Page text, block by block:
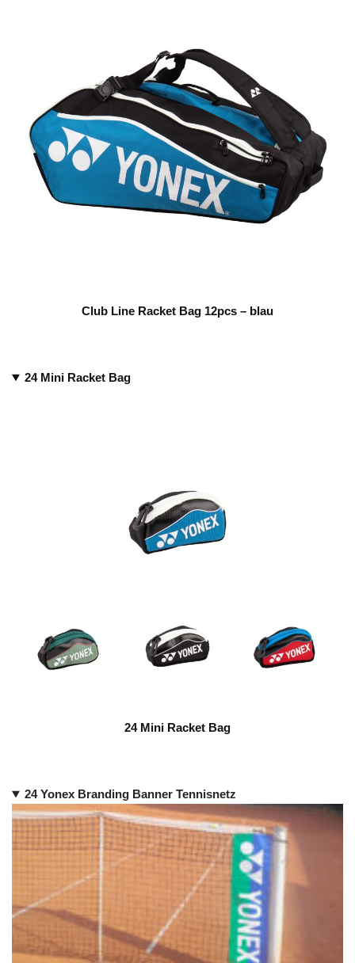
Club Line Racket Bag 12pcs – blau
24 Mini Racket Bag
24 Mini Racket Bag
24 Yonex Branding Banner Tennisnetz